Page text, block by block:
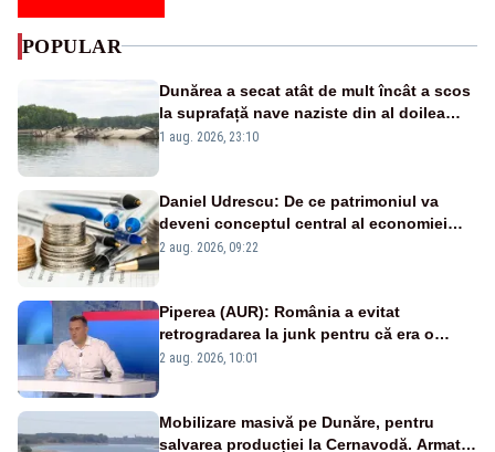
POPULAR
Dunărea a secat atât de mult încât a scos
la suprafață nave naziste din al doilea
război mondial
1 aug. 2026, 23:10
Daniel Udrescu: De ce patrimoniul va
deveni conceptul central al economiei
viitoare?
2 aug. 2026, 09:22
Piperea (AUR): România a evitat
retrogradarea la junk pentru că era o
catastrofă pentru bănci și fondurile de
2 aug. 2026, 10:01
Mobilizare masivă pe Dunăre, pentru
salvarea producției la Cernavodă. Armata